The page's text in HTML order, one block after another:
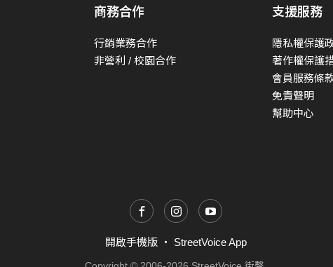
失去了還要我假裝
你再也遇不到新的我
商務合作
行銷業務合作
非營利 / 校園合作
支援服務
隱私權保護
著作權保護
會員服務條
免責聲明
幫助中心
開啟手機版 ・ StreetVoice App